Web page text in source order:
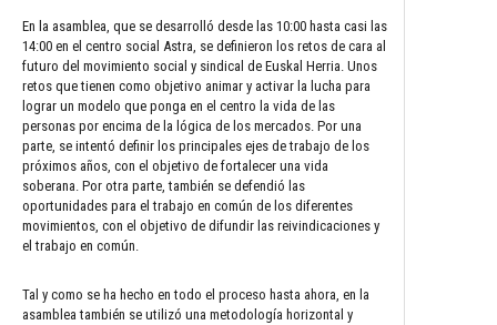
En la asamblea, que se desarrolló desde las 10:00 hasta casi las
14:00 en el centro social Astra, se definieron los retos de cara al
futuro del movimiento social y sindical de Euskal Herria. Unos
retos que tienen como objetivo animar y activar la lucha para
lograr un modelo que ponga en el centro la vida de las
personas por encima de la lógica de los mercados. Por una
parte, se intentó definir los principales ejes de trabajo de los
próximos años, con el objetivo de fortalecer una vida
soberana. Por otra parte, también se defendió las
oportunidades para el trabajo en común de los diferentes
movimientos, con el objetivo de difundir las reivindicaciones y
el trabajo en común.
Tal y como se ha hecho en todo el proceso hasta ahora, en la
asamblea también se utilizó una metodología horizontal y